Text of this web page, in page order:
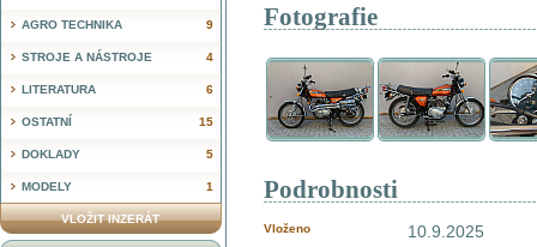
Fotografie
Podrobnosti
Vloženo 10.9.2025
9
AGRO TECHNIKA
4
STROJE A NÁSTROJE
6
LITERATURA
15
OSTATNÍ
5
DOKLADY
1
MODELY
VLOŽIT INZERÁT